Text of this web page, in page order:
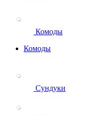
Комоды
Комоды
Сундуки